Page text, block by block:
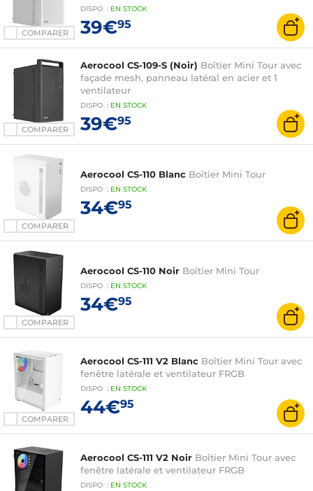
COMPARER
DISPO : EN STOCK
39€95
COMPARER
Aerocool CS-109-S (Noir) Boîtier Mini Tour avec
façade mesh, panneau latéral en acier et 1
ventilateur
DISPO : EN STOCK
39€95
COMPARER
Aerocool CS-110 Blanc Boîtier Mini Tour
DISPO : EN STOCK
34€95
COMPARER
Aerocool CS-110 Noir Boîtier Mini Tour
DISPO : EN STOCK
34€95
COMPARER
Aerocool CS-111 V2 Blanc Boîtier Mini Tour avec
fenêtre latérale et ventilateur FRGB
DISPO : EN STOCK
44€95
Aerocool CS-111 V2 Noir Boîtier Mini Tour avec
fenêtre latérale et ventilateur FRGB
DISPO : EN STOCK